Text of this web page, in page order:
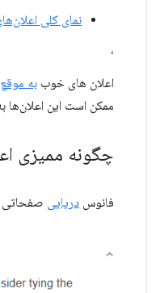
نمای کلی
،
اعلان های خوب به
ممکن است این اعلان‌ها
چگونه ممیزی
فانوس دریایی صفحاتی